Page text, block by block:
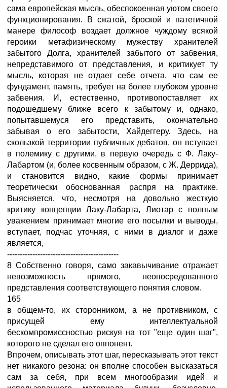
сама европейская мысль, обеспокоенная уютом своего
функционирования. В сжатой, броской и патетичной
манере философ воздает должное чуждому всякой
героики метафизическому мужеству хранителей
забытого Долга, хранителей забытого от забвения,
непредставимого от представления, и критикует ту
мысль, которая не отдает себе отчета, что сам ее
фундамент, память, требует на более глубоком уровне
забвения. И, естественно, противопоставляет их
подошедшему ближе всего к забытому и, однако,
попытавшемуся его представить, окончательно
забывая о его забытости, Хайдеггеру. Здесь, на
скользкой территории публичных дебатов, он вступает
в полемику с другими, в первую очередь с Ф. Лаку-
Лабартом (и, более косвенным образом, с Ж. Деррида),
и становится видно, какие формы принимает
теоретически обоснованная распря на практике.
Выясняется, что, несмотря на довольно жесткую
критику концепции Лаку-Лабарта, Лиотар с полным
уважением принимает многие его посылки и выводы,
вступает, подчас уточняя, с ними в диалог и даже
является,
--------------------------------------------
8 Собственно говоря, само закавычивание отражает
невозможность прямого, неопосредованного
представления соответствующего понятия словом.
165
в общем-то, их сторонником, а не противником, с
присущей ему интеллектуальной
бескомпромиссностью рискуя на тот "еще один шаг",
которого не сделал его оппонент.
Впрочем, описывать этот шаг, пересказывать этот текст
нет никакого резона: он вполне способен высказаться
сам за себя, при всем многообразии идей и